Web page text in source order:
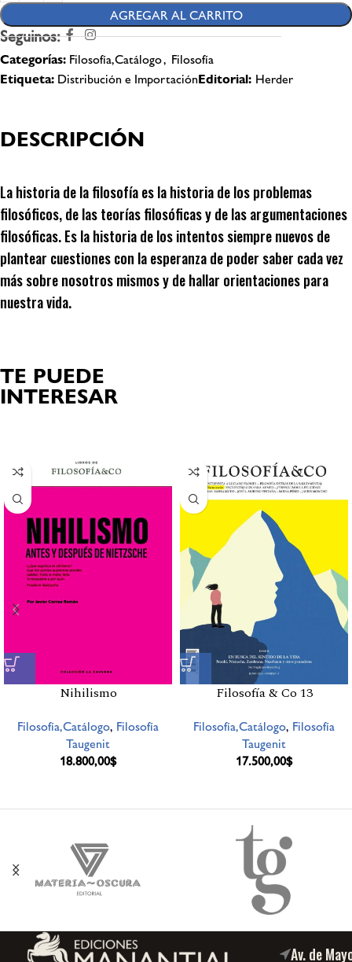
AGREGAR AL CARRITO
Seguinos:
Categorías: Filosofía,Catálogo, Filosofía
Etiqueta: Distribución e ImportaciónEditorial: Herder
DESCRIPCIÓN
La historia de la filosofía es la historia de los problemas
filosóficos, de las teorías filosóficas y de las argumentaciones
filosóficas. Es la historia de los intentos siempre nuevos de
plantear cuestiones con la esperanza de poder saber cada vez
más sobre nosotros mismos y de hallar orientaciones para
nuestra vida.
TE PUEDE
INTERESAR
Nihilismo
Filosofía,Catálogo, Filosofía
Taugenit
18.800,00$
Filosofía & Co 13
Filosofía,Catálogo, Filosofía
Taugenit
17.500,00$
Av. de